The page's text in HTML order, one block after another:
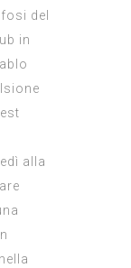
del
in
alla